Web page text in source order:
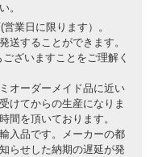
。
業日に限ります）。
送することができます。
ざいますことをご理解く
オーダーメイド品に近い
けてからの生産になりま
間を頂いております。
入品です。メーカーの都
らせした納期の遅延が発